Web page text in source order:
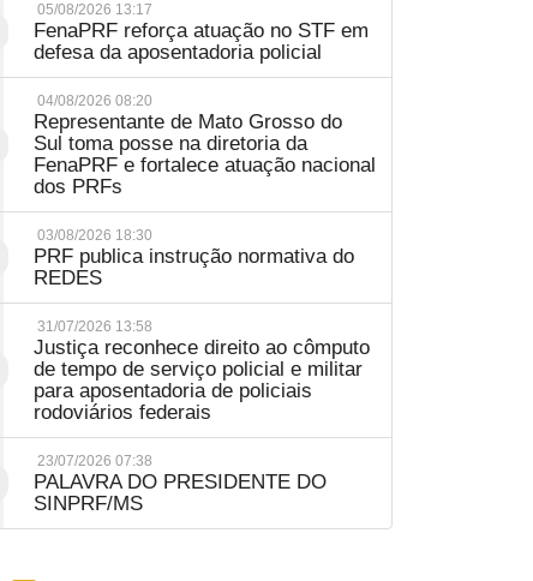
05/08/2026 13:17
FenaPRF reforça atuação no STF em
defesa da aposentadoria policial
04/08/2026 08:20
Representante de Mato Grosso do
Sul toma posse na diretoria da
FenaPRF e fortalece atuação nacional
dos PRFs
03/08/2026 18:30
PRF publica instrução normativa do
REDES
31/07/2026 13:58
Justiça reconhece direito ao cômputo
de tempo de serviço policial e militar
para aposentadoria de policiais
rodoviários federais
23/07/2026 07:38
PALAVRA DO PRESIDENTE DO
SINPRF/MS